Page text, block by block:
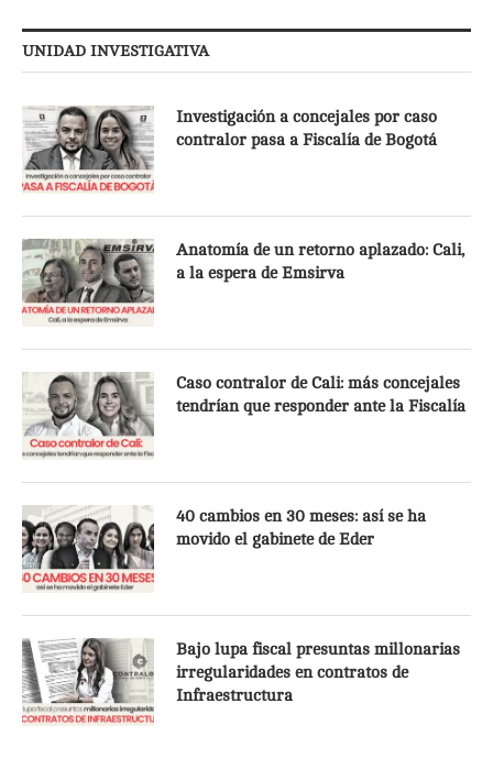
UNIDAD INVESTIGATIVA
Investigación a concejales por caso
contralor pasa a Fiscalía de Bogotá
Anatomía de un retorno aplazado: Cali,
a la espera de Emsirva
Caso contralor de Cali: más concejales
tendrían que responder ante la Fiscalía
40 cambios en 30 meses: así se ha
movido el gabinete de Eder
Bajo lupa fiscal presuntas millonarias
irregularidades en contratos de
Infraestructura